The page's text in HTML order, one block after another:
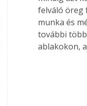
felváló öreg
munka és
további
ablakokon,